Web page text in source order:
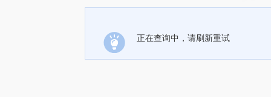
正在查询中，请刷新重试